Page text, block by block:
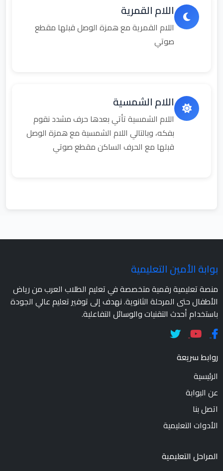
اللام القمرية
اللام القمرية مع همزة الوصل قبلها مقطع
صوتي
اللام الشمسية
اللام الشمسية تأتي بعدها حرف مشدد نقوم
بفكه، وبالتالي اللام الشمسية مع همزة الوصل
قبلها مع الحرف الساكن مقطع صوتي
بوابة الأمين التعليمية
منصة تعليمية رقمية متخصصة في تعليم الطلاب العرب من رياض
الأطفال حتى المرحلة الثانوية. نهدف إلى توفير تعليم عالي الجودة
باستخدام أحدث التقنيات والوسائل التفاعلية.
روابط سريعة
الرئيسية
عن البوابة
اتصل بنا
الأدوات التعليمية
المراحل التعليمية